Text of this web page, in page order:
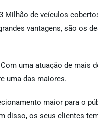
Milhão de veículos
vantagens, são os
uma atuação de mais
uma das maiores.
maior para o
disso, os seus clientes